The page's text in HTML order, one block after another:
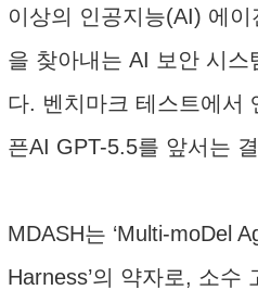
이상의 인공지능(AI) 에
을 찾아내는 AI 보안 시스
다. 벤치마크 테스트에서
픈AI GPT-5.5를 앞서는
MDASH는 ‘Multi-moDel
Harness’의 약자로, 소수